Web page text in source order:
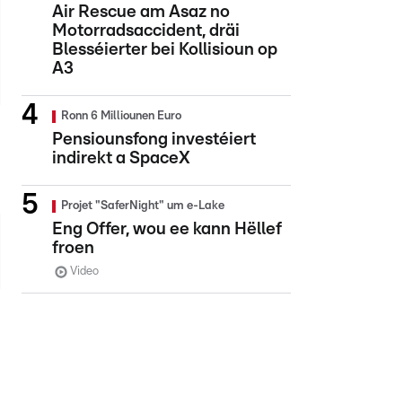
Air Rescue am Asaz no
Motorradsaccident, dräi
Blesséierter bei Kollisioun op
A3
Ronn 6 Milliounen Euro
Pensiounsfong investéiert
indirekt a SpaceX
Projet "SaferNight" um e-Lake
Eng Offer, wou ee kann Hëllef
froen
Video